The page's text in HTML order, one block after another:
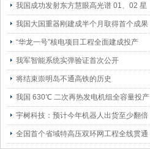
我国成功发射东方慧眼高光谱 01、02 星
我国大国重器刚建成半个月取得首个成果
“华龙一号”核电项目工程全面建成投产
我军智能系统实弹验证首次公开
将结束崇明岛不通高铁的历史
我国 630℃ 二次再热发电机组全容量投产
宇树科技：预计今年机器人出货至少翻倍
全国首个省域特高压双环网工程全线贯通